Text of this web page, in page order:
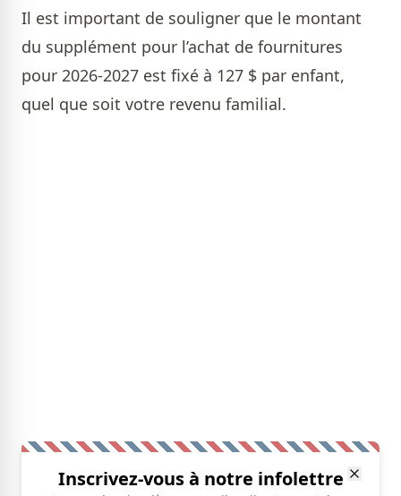
Il est important de souligner que le montant
du supplément pour l’achat de fournitures
pour 2026-2027 est fixé à 127 $ par enfant,
quel que soit votre revenu familial.
Inscrivez-vous à notre infolettre